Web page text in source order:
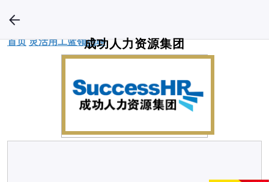
成功人力资源集团
首页 灵活用工蓝领招聘